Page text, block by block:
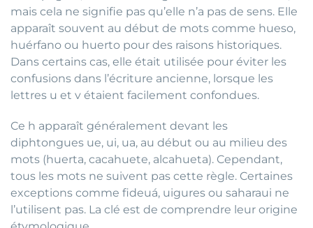
mais cela ne signifie pas qu’elle n’a pas de sens. Elle
apparaît souvent au début de mots comme hueso,
huérfano ou huerto pour des raisons historiques.
Dans certains cas, elle était utilisée pour éviter les
confusions dans l’écriture ancienne, lorsque les
lettres u et v étaient facilement confondues.
Ce h apparaît généralement devant les
diphtongues ue, ui, ua, au début ou au milieu des
mots (huerta, cacahuete, alcahueta). Cependant,
tous les mots ne suivent pas cette règle. Certaines
exceptions comme fideuá, uigures ou saharaui ne
l’utilisent pas. La clé est de comprendre leur origine